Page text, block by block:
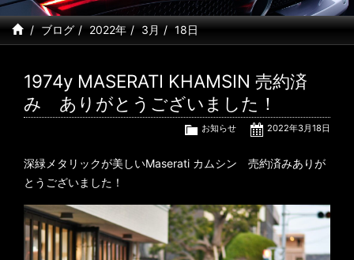
ブログ 2022年 3月 18日
1974y MASERATI KHAMSIN 売約済
み ありがとうございました！
2022年3月18日
お知らせ
深緑メタリックが美しいMaserati カムシン 売約済みありが
とうございました！